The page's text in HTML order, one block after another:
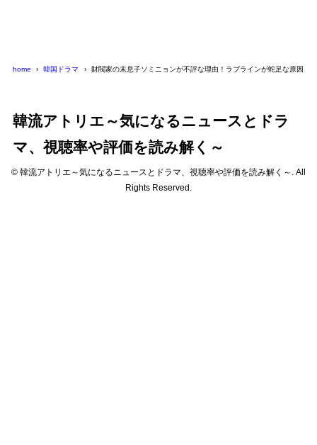
home 韓国ドラマ 財閥家の末息子ソミニョンが不評な理由！ラブラインが蛇足な原因を
韓流アトリエ～気になるニュースとドラ
マ、視聴率や評価を読み解く～
© 韓流アトリエ～気になるニュースとドラマ、視聴率や評価を読み解く～. All
Rights Reserved.